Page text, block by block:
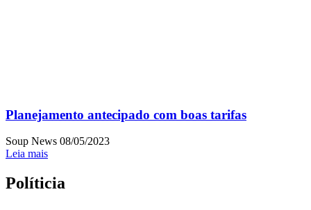
Planejamento antecipado com boas tarifas
Soup News 08/05/2023
Leia mais
Políticia